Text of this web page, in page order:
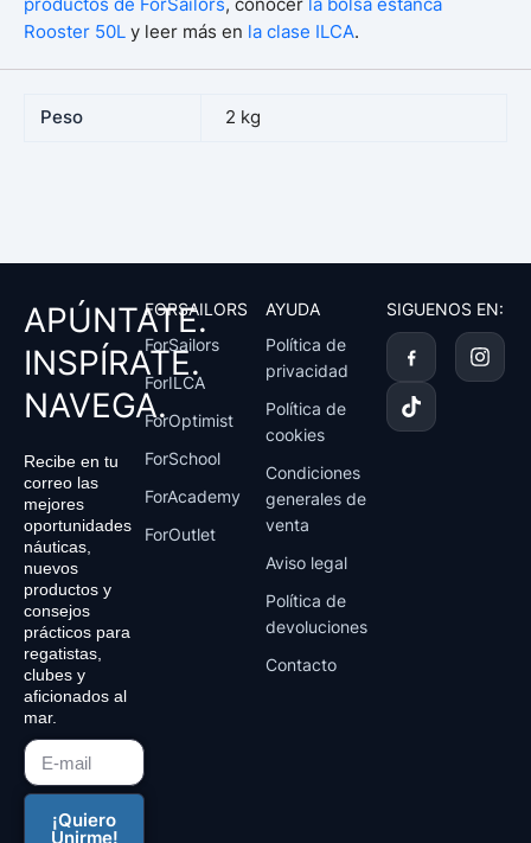
productos de ForSailors, conocer la bolsa estanca
Rooster 50L y leer más en la clase ILCA.
Peso 2 kg
APÚNTATE.
INSPÍRATE.
NAVEGA.
Recibe en tu
correo las
mejores
oportunidades
náuticas,
nuevos
productos y
consejos
prácticos para
regatistas,
clubes y
aficionados al
mar.
¡Quiero
Unirme!
FORSAILORS
ForSailors
ForILCA
ForOptimist
ForSchool
ForAcademy
ForOutlet
AYUDA
Política de
privacidad
Política de
cookies
Condiciones
generales de
venta
Aviso legal
Política de
devoluciones
Contacto
SIGUENOS EN:
I
n
s
T
i
t
o